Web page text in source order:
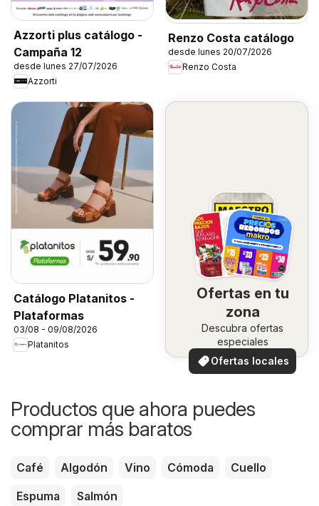
Azzorti plus catálogo -
Campaña 12
desde lunes 27/07/2026
Azzorti
Renzo Costa catálogo
desde lunes 20/07/2026
Renzo Costa
Catálogo Platanitos -
Plataformas
03/08 - 09/08/2026
Platanitos
Ofertas en tu
zona
Descubra ofertas
especiales
Ofertas locales
Productos que ahora puedes
comprar más baratos
Café Algodón Vino Cómoda
Cuello
Espuma
Salmón